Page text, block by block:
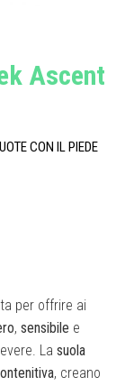
Ascent
CON IL PIEDE
per offrire ai
, sensibile e
La suola
, creano